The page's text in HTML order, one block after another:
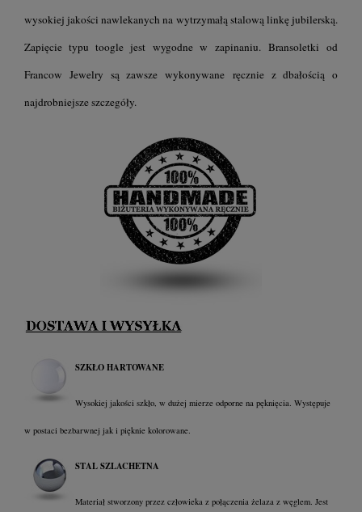
wysokiej jakości nawlekanych na wytrzymałą stalową linkę jubilerską.
Zapięcie typu toogle jest wygodne w zapinaniu. Bransoletki od
Francow Jewelry są zawsze wykonywane ręcznie z dbałością o
najdrobniejsze szczegóły.
SZKŁO HARTOWANE
Wysokiej jakości szkło, w dużej mierze odporne na pęknięcia. Występuje
w postaci bezbarwnej jak i pięknie kolorowane.
STAL SZLACHETNA
Materiał stworzony przez człowieka z połączenia żelaza z węglem. Jest